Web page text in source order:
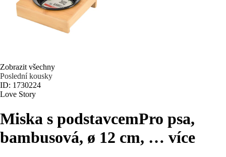
Zobrazit všechny
Poslední kousky
ID: 1730224
Love Story
Miska s podstavcemPro psa,
bambusová, ø 12 cm, … více